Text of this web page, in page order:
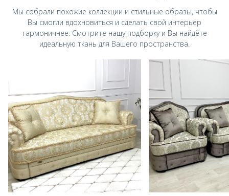
Мы собрали похожие коллекции и стильные образы, чтобы
Вы смогли вдохновиться и сделать свой интерьер
гармоничнее. Смотрите нашу подборку и Вы найдёте
идеальную ткань для Вашего пространства.